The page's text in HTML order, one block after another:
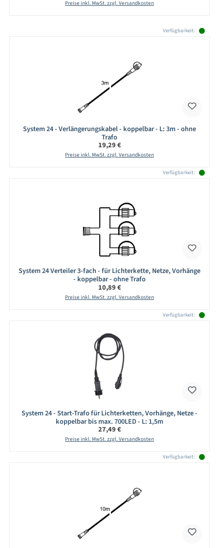
Preise inkl. MwSt. zzgl. Versandkosten
Verfügbarkeit:
System 24 - Verlängerungskabel - koppelbar - L: 3m - ohne
Trafo
Regulärer Preis:
19,29 €
Preise inkl. MwSt. zzgl. Versandkosten
Verfügbarkeit:
System 24 Verteiler 3-fach - für Lichterkette, Netze, Vorhänge
- koppelbar - ohne Trafo
Regulärer Preis:
10,89 €
Preise inkl. MwSt. zzgl. Versandkosten
Verfügbarkeit:
System 24 - Start-Trafo für Lichterketten, Vorhänge, Netze -
koppelbar bis max. 700LED - L: 1,5m
Regulärer Preis:
27,49 €
Preise inkl. MwSt. zzgl. Versandkosten
Verfügbarkeit: